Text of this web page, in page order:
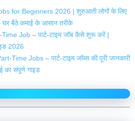
for Beginners 2026 | शुरुआती लोगों के लिए
घर बैठे कमाई के आसान तरीके
Job – पार्ट-टाइम जॉब कैसे शुरू करें |
2026
Time Jobs – पार्ट-टाइम जॉब्स की पूरी जानकारी
संपूर्ण गाइड